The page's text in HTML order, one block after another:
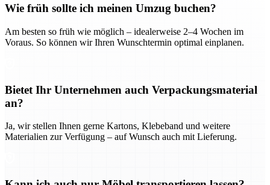
Wie früh sollte ich meinen Umzug buchen?
Am besten so früh wie möglich – idealerweise 2–4 Wochen im
Voraus. So können wir Ihren Wunschtermin optimal einplanen.
Bietet Ihr Unternehmen auch Verpackungsmaterial
an?
Ja, wir stellen Ihnen gerne Kartons, Klebeband und weitere
Materialien zur Verfügung – auf Wunsch auch mit Lieferung.